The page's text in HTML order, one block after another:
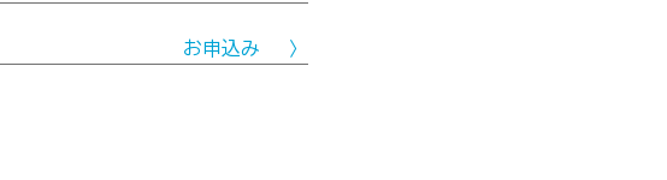
お申込み